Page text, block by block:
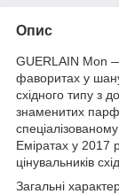
Опис
GUERLAIN Mon
фаворитах у
східного типу з
знаменитих
Еміратах у 2017
цінувальників
Загальні